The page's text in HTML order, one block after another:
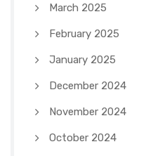
March 2025
February 2025
January 2025
December 2024
November 2024
October 2024